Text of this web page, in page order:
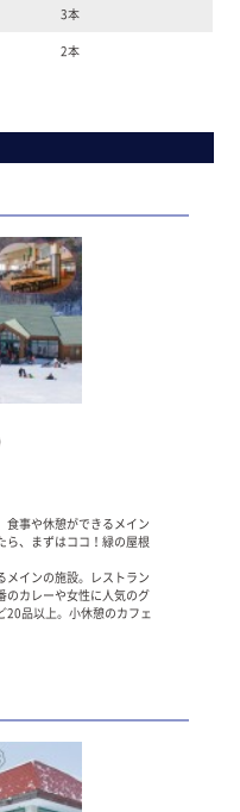
3本
2本
食事や休憩ができるメイン
ら、まずはココ！緑の屋根
メインの施設。レストラン
のカレーや女性に人気のグ
20品以上。小休憩のカフェ